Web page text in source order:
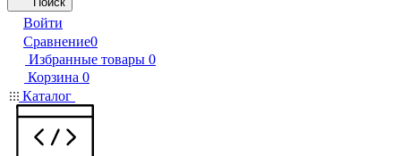
Войти
Сравнение0
Избранные товары 0
Корзина 0
Каталог